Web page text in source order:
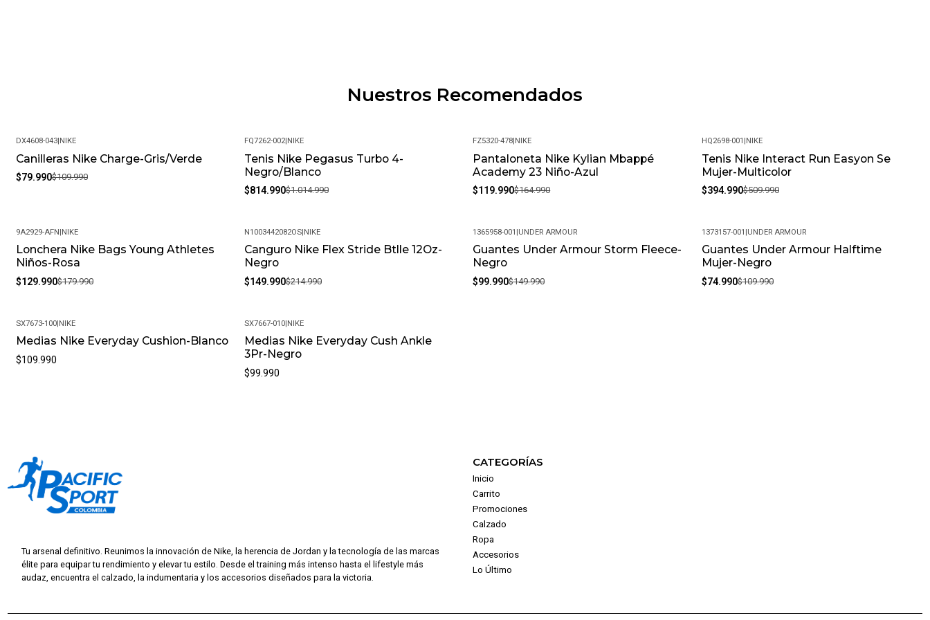
Nuestros Recomendados
-27%
DX4608-043|NIKE
Canilleras Nike Charge-Gris/Verde
$79.990$109.990
-20%
FQ7262-002|NIKE
Tenis Nike Pegasus Turbo 4-
Negro/Blanco
$814.990$1.014.990
-27%
FZ5320-478|NIKE
Pantaloneta Nike Kylian Mbappé
Academy 23 Niño-Azul
$119.990$164.990
-23%
HQ2698-001 |NIKE
Tenis Nike Interact Run Easyon Se
Mujer-Multicolor
$394.990$509.990
-28%
9A2929-AFN|NIKE
Lonchera Nike Bags Young Athletes
Niños-Rosa
$129.990$179.990
-30%
N1003442082OS|NIKE
Canguro Nike Flex Stride Btlle 12Oz-
Negro
$149.990$214.990
-33%
1365958-001 |UNDER ARMOUR
Guantes Under Armour Storm Fleece-
Negro
$99.990$149.990
-32%
1373157-001 |UNDER ARMOUR
Guantes Under Armour Halftime
Mujer-Negro
$74.990$109.990
SX7673-100|NIKE
Medias Nike Everyday Cushion-Blanco
$109.990
SX7667-010|NIKE
Medias Nike Everyday Cush Ankle
3Pr-Negro
$99.990
Tu arsenal definitivo. Reunimos la innovación de Nike, la herencia de Jordan y la tecnología de las marcas
élite para equipar tu rendimiento y elevar tu estilo. Desde el training más intenso hasta el lifestyle más
audaz, encuentra el calzado, la indumentaria y los accesorios diseñados para la victoria.
CATEGORÍAS
Inicio
Carrito
Promociones
Calzado
Ropa
Accesorios
Lo Último